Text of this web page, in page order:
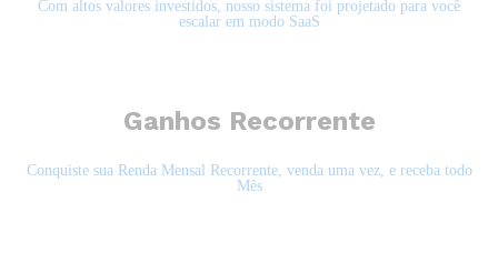
Com altos valores investidos, nosso sistema foi projetado para você
escalar em modo SaaS
Ganhos Recorrente
Conquiste sua Renda Mensal Recorrente, venda uma vez, e receba todo
Mês